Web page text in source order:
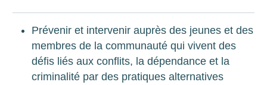
Prévenir et intervenir auprès des jeunes et des
membres de la communauté qui vivent des
défis liés aux conflits, la dépendance et la
criminalité par des pratiques alternatives